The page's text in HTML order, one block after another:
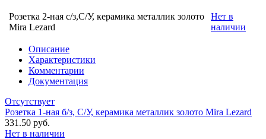
Розетка 2-ная с/з,С/У, керамика металлик золото
Mira Lezard
Нет в
наличии
Описание
Характеристики
Комментарии
Документация
Отсутствует
Розетка 1-ная б/з, С/У, керамика металлик золото Mira Lezard
331.50 руб.
Нет в наличии